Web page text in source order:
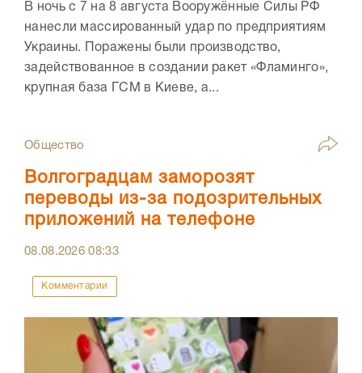
В ночь с 7 на 8 августа Вооружённые Силы РФ
нанесли массированный удар по предприятиям
Украины. Поражены были производство,
задействованное в создании ракет «Фламинго»,
крупная база ГСМ в Киеве, а...
Общество
Волгоградцам заморозят
переводы из-за подозрительных
приложений на телефоне
08.08.202608:33
Комментарии